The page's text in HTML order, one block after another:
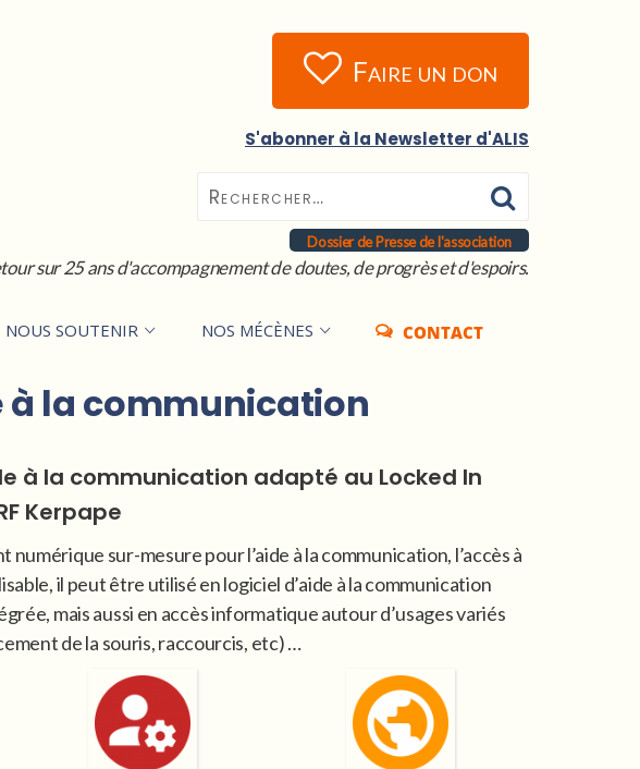
Faire un don
S'abonner à la Newsletter d'ALIS
Dossier de Presse de l'association
sur 25 ans d'accompagnement de doutes, de progrès et d'espoirs.
NOUS SOUTENIR NOS MÉCÈNES CONTACT
à la communication
à la communication adapté au Locked In
Kerpape
sur-mesure pour l’aide à la communication, l’accès à
il peut être utilisé en logiciel d’aide à la communication
mais aussi en accès informatique autour d’usages variés
de la souris, raccourcis, etc) …